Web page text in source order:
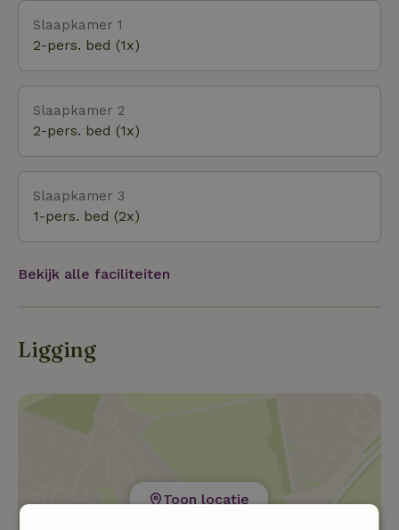
Slaapkamer 1
2-pers. bed (1x)
Slaapkamer 2
2-pers. bed (1x)
Slaapkamer 3
1-pers. bed (2x)
Bekijk alle faciliteiten
Ligging
Toon locatie